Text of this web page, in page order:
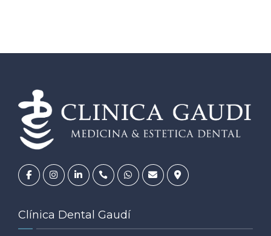
Clínica Dental Gaudí